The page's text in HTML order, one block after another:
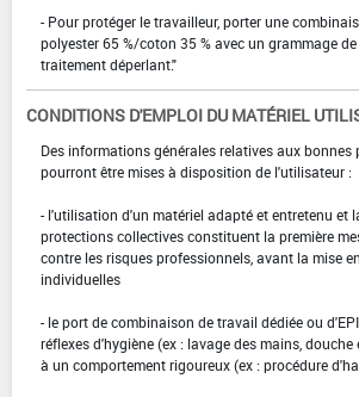
- Pour protéger le travailleur, porter une
polyester 65 %/coton 35 % avec un grammage
traitement déperlant."
CONDITIONS D'EMPLOI DU MATÉRIEL
Des informations générales relatives aux
pourront être mises à disposition de l'utilisateur :
- l'utilisation d'un matériel adapté et entretenu et
protections collectives constituent la première
contre les risques professionnels, avant la mise
individuelles
- le port de combinaison de travail dédiée ou
réflexes d'hygiène (ex : lavage des mains,
à un comportement rigoureux (ex : procédure